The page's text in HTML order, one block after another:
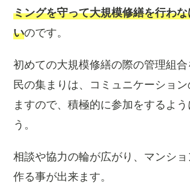
ミングを守って大規模修繕を行わ
いのです。
初めての大規模修繕の際の管理組
民の集まりは、コミュニケーション
ますので、積極的に参加をするよう
う。
相談や協力の輪が広がり、マンシ
作る事が出来ます。